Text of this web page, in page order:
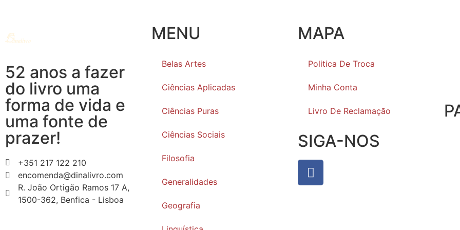
52 anos a fazer
do livro uma
forma de vida e
uma fonte de
prazer!
+351 217 122 210
encomenda@dinalivro.com
R. João Ortigão Ramos 17 A,
1500-362, Benfica - Lisboa
MENU
Belas Artes
Ciências Aplicadas
Ciências Puras
Ciências Sociais
Filosofia
Generalidades
Geografia
MAPA
Politica De Troca
Minha Conta
Livro De Reclamação
SIGA-NOS